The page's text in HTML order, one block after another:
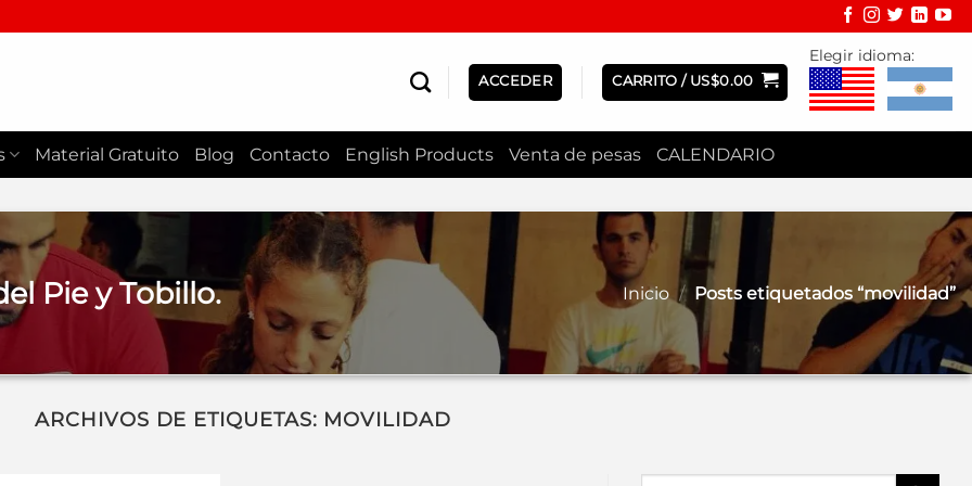
ACCEDER CARRITO / US$0.00
Elegir idioma:
Material Gratuito Blog Contacto English Products Venta de pesas CALENDARIO
Pie y Tobillo. Inicio / Posts etiquetados “movilidad”
ARCHIVOS DE ETIQUETAS: MOVILIDAD